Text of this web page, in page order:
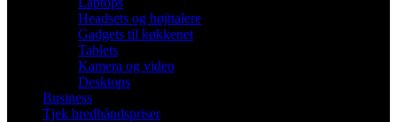
Headsets og højttalere
Gadgets til køkkenet
Tablets
Kamera og video
Desktops
Business
Tjek bredbåndspriser